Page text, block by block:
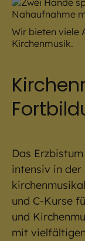
Wir bieten viele
Kirchenmusik.
Das
intensiv in der
und C-Kurse
und
mit